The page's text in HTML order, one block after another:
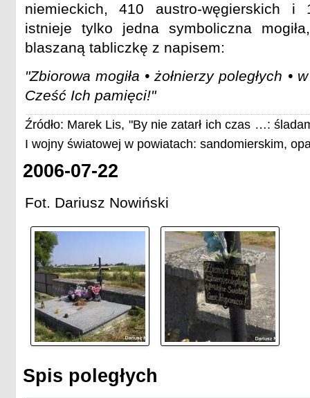
niemieckich, 410 austro-węgierskich i
istnieje tylko jedna symboliczna
blaszaną tabliczkę z napisem:
"Zbiorowa mogiła • żołnierzy poległych •
Cześć Ich pamięci!"
Źródło: Marek Lis, "By nie zatarł ich czas …:
I wojny światowej w powiatach: sandomierskim,
2006-07-22
Fot. Dariusz Nowiński
Spis poległych